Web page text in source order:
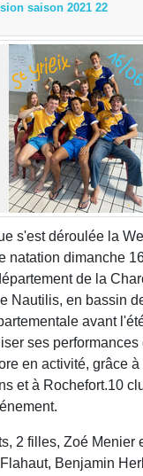
saison 2021 22
s'est déroulée la
natation dimanche
de la
Nautilis, en bassin
avant
ses
en activité, grâce
et à Rochefort.10
2 filles, Zoé Menier
Benjamin